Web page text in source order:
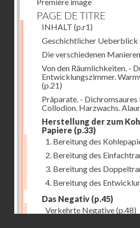
PAGE DE TITRE
INHALT (p.r1)
Geschichtlicher Ueberblick
Die verschiedenen
Von den Räumlichkeiten. -
Entwicklungszimmer.
(p.21)
Präparate. -
Collodion. Harzwachs.
Herstellung der zum
Papiere (p.33)
1. Bereitung des
2. Bereitung des
3. Bereitung des
4. Bereitung des
Das Negativ (p.45)
Verkehrte Negative(p.48)